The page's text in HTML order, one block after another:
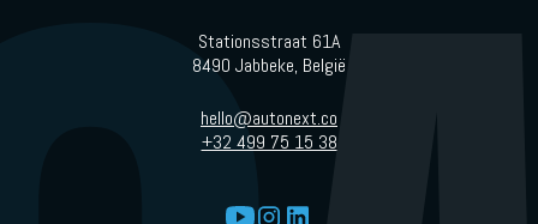
Stationsstraat 61A
8490 Jabbeke, België
hello@autonext.co
+32 499 75 15 38